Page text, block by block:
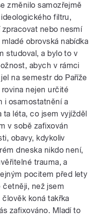
změnilo samozřejmě
filtru,
nebo nesmí
obrovská nabídka
studoval, a bylo to v
abych v rámci
na semestr do Paříže
nejen určité
i osamostatnění a
léta, co jsem vyjížděl
v sobě zafixován
obavy, kdykoliv
dneska nikdo není,
trauma, a
pocitem před lety
četněji, než jsem
koná takřka
zafixováno. Mladí to